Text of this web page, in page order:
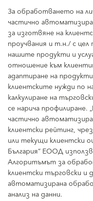
За обработването на
частично
за изготвяне на
проучвания и т.н./ с
нашите продукти и
отношение към
адаптиране на
клиентските нужди по
калкулиране на
се нарича
частично
клиентски рейтинг,
или текущи клиентски
България“ ЕООД
Алгоритъмът за
клиентски търговски и
автоматизирана
анализ на данни.